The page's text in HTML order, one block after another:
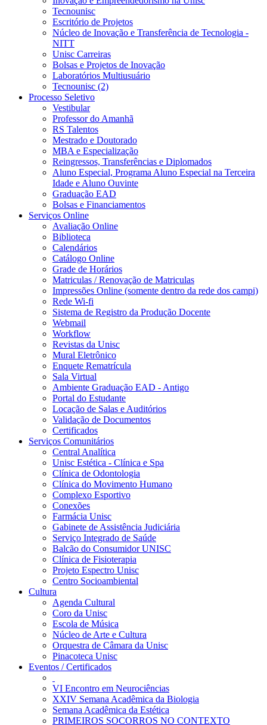
Tecnounisc
Escritório de Projetos
Núcleo de Inovação e Transferência de Tecnologia -
NITT
Unisc Carreiras
Bolsas e Projetos de Inovação
Laboratórios Multiusuário
Tecnounisc (2)
Processo Seletivo
Vestibular
Professor do Amanhã
RS Talentos
Mestrado e Doutorado
MBA e Especialização
Reingressos, Transferências e Diplomados
Aluno Especial, Programa Aluno Especial na Terceira
Idade e Aluno Ouvinte
Graduação EAD
Bolsas e Financiamentos
Serviços Online
Avaliação Online
Biblioteca
Calendários
Catálogo Online
Grade de Horários
Matriculas / Renovação de Matriculas
Impressões Online (somente dentro da rede dos campi)
Rede Wi-fi
Sistema de Registro da Produção Docente
Webmail
Workflow
Revistas da Unisc
Mural Eletrônico
Enquete Rematrícula
Sala Virtual
Ambiente Graduação EAD - Antigo
Portal do Estudante
Locação de Salas e Auditórios
Validação de Documentos
Certificados
Serviços Comunitários
Central Analítica
Unisc Estética - Clínica e Spa
Clínica de Odontologia
Clínica do Movimento Humano
Complexo Esportivo
Conexões
Farmácia Unisc
Gabinete de Assistência Judiciária
Serviço Integrado de Saúde
Balcão do Consumidor UNISC
Clínica de Fisioterapia
Projeto Espectro Unisc
Centro Socioambiental
Cultura
Agenda Cultural
Coro da Unisc
Escola de Música
Núcleo de Arte e Cultura
Orquestra de Câmara da Unisc
Pinacoteca Unisc
Eventos / Certificados
VI Encontro em Neurociências
XXIV Semana Acadêmica da Biologia
Semana Acadêmica da Estética
PRIMEIROS SOCORROS NO CONTEXTO